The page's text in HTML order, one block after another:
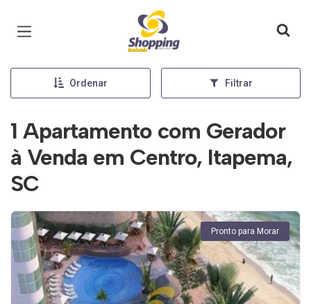
Página inicial
Ordenar Filtrar
1 Apartamento com Gerador
à Venda em Centro, Itapema,
SC
Pronto para Morar